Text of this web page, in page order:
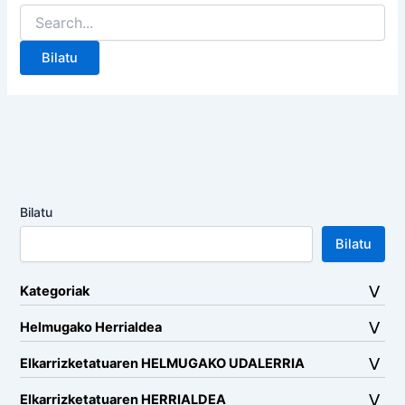
Search
for:
Bilatu
Bilatu
Kategoriak
Helmugako Herrialdea
Elkarrizketatuaren HELMUGAKO UDALERRIA
Elkarrizketatuaren HERRIALDEA